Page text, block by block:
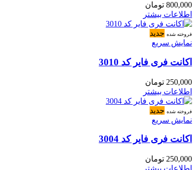
800,000 تومان
اطلاعات بیشتر
فروخته شده جدید
نمایش سریع
اکانت فری فایر کد 3010
250,000 تومان
اطلاعات بیشتر
فروخته شده جدید
نمایش سریع
اکانت فری فایر کد 3004
250,000 تومان
اطلاعات بیشتر